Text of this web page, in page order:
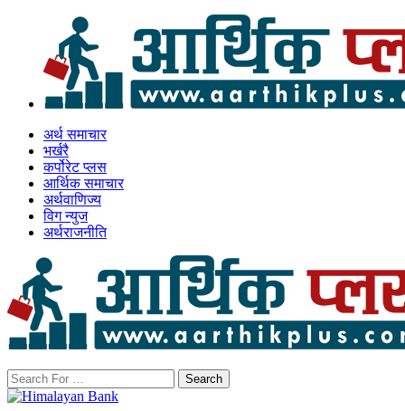
अर्थ समाचार
भर्खरै
कर्पोरेट प्लस
आर्थिक समाचार
अर्थवाणिज्य
विग न्युज
अर्थराजनीति
Search